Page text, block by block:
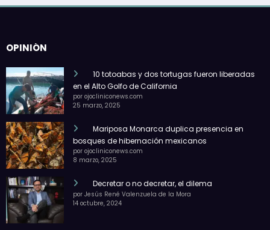
OPINIÓN
10 totoabas y dos tortugas fueron liberadas
en el Alto Golfo de California
por ojocliniconews.com
25 marzo, 2025
Mariposa Monarca duplica presencia en
bosques de hibernación mexicanos
por ojocliniconews.com
8 marzo, 2025
Decretar o no decretar, el dilema
por Jesús René Valenzuela de la Mora
14 octubre, 2024